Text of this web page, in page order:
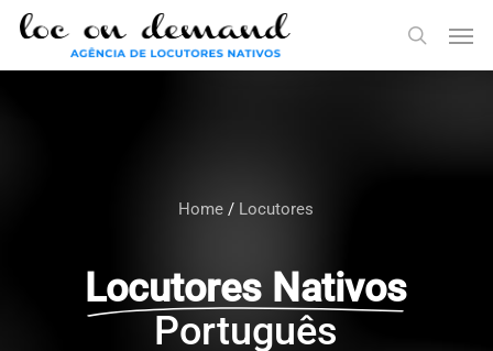
Skip
main
search
Home / Locutores
Locutores Nativos
Português